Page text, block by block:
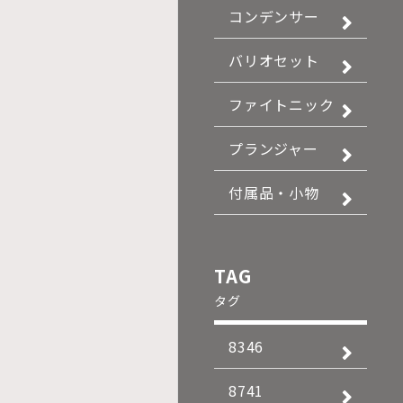
コンデンサー
バリオセット
ファイトニック
プランジャー
付属品・小物
TAG
タグ
8346
8741